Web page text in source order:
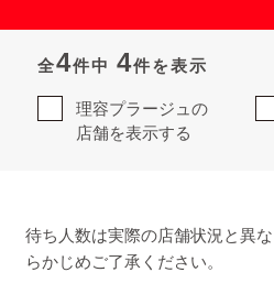
全4件中 4件を表示
理容プラージュの
店舗を表示する
待ち人数は実際の店舗状況と異
らかじめご了承ください。